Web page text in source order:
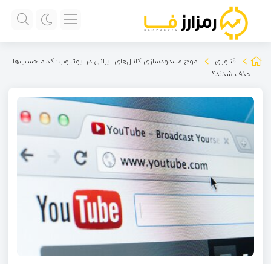
فناوری
موج مسدودسازی کانال‌های ایرانی در یوتیوب: کدام حساب‌ها
حذف شدند؟